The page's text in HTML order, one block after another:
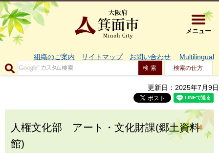
大阪府箕
メニュー
組織のご案内 サイトマップ お問い合わせ Multilingual
検索の仕方
更新日：2025年7月9日
人権文化部 アート・文化財課(郷土資料
館)